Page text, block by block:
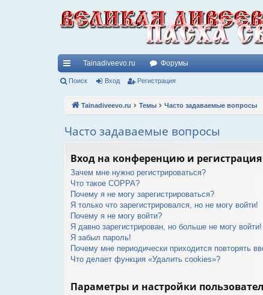
с
Tainadiveevo.ru Форумы
Поиск Вход Регистрация
Tainadiveevo.ru Темы Часто задаваемые вопросы
Часто задаваемые вопросы
Вход на конференцию и регистрация
Зачем мне нужно регистрироваться?
Что такое COPPA?
Почему я не могу зарегистрироваться?
Я только что зарегистрировался, но не могу войти!
Почему я не могу войти?
Я давно зарегистрирован, но больше не могу войти!
Я забыл пароль!
Почему мне периодически приходится повторять
Что делает функция «Удалить cookies»?
Параметры и настройки